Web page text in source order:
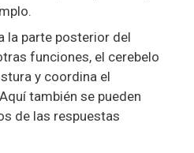
la parte posterior del
funciones, el cerebelo
y coordina el
también se pueden
de las respuestas